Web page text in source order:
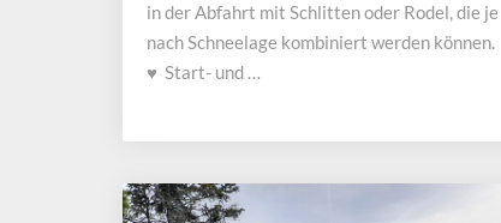
in der Abfahrt mit Schlitten oder Rodel, die je
nach Schneelage kombiniert werden können.
♥ Start- und …